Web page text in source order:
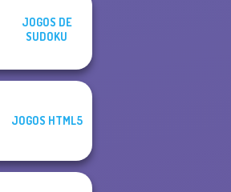
JOGOS DE
SUDOKU
JOGOS HTML5